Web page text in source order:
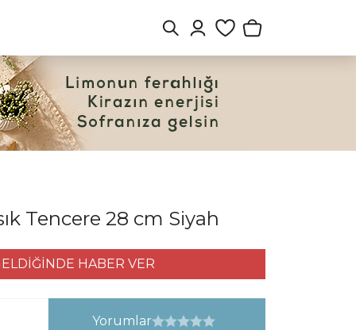
Tencere 28 cm Siyah
HABER VER
Yorumlar